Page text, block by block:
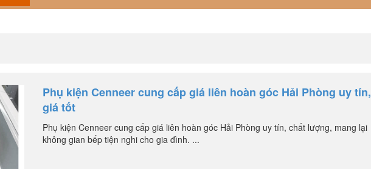
Phụ kiện Cenneer cung cấp giá liên hoàn góc Hải Phòng uy tín,
giá tốt
Phụ kiện Cenneer cung cấp giá liên hoàn góc Hải Phòng uy tín, chất lượng, mang lại
không gian bếp tiện nghi cho gia đình. ...